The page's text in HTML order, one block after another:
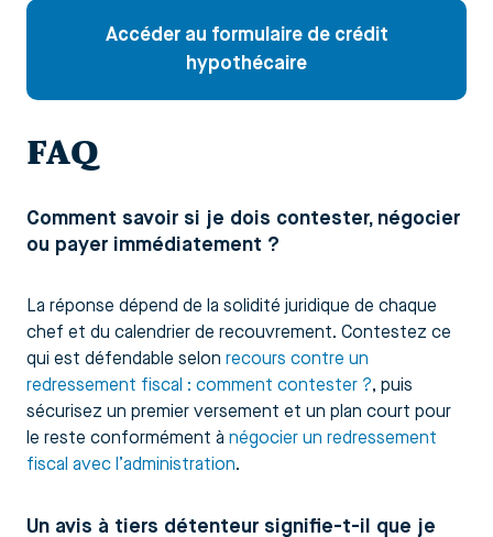
Accéder au formulaire de crédit
hypothécaire
FAQ
Comment savoir si je dois contester, négocier
ou payer immédiatement ?
La réponse dépend de la solidité juridique de chaque
chef et du calendrier de recouvrement. Contestez ce
qui est défendable selon recours contre un
redressement fiscal : comment contester ?, puis
sécurisez un premier versement et un plan court pour
le reste conformément à négocier un redressement
fiscal avec l’administration.
Un avis à tiers détenteur signifie-t-il que je